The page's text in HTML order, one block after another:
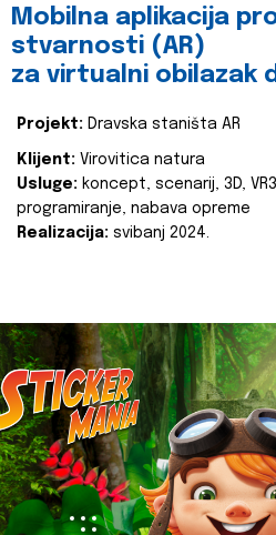
Mobilna aplikacija
stvarnosti (AR)
za virtualni obilazak
Projekt: Dravska staništa AR
Klijent: Virovitica natura
Usluge: koncept, scenarij, 3D,
programiranje, nabava opreme
Realizacija: svibanj 2024.